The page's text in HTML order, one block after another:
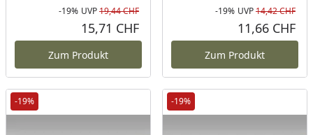
Rabatt in Prozent
-19%
Ursprünglicher Preis
UVP19,44 CHF
15,71 CHF
Zum Produkt
-19% UVP14,42 CHF
11,66 CHF
Zum Produkt
-19% -19%